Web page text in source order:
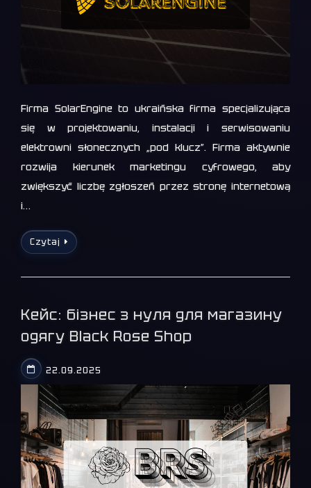
Firma SolarEngine to ukraińska firma specjalizująca
się w projektowaniu, instalacji i serwisowaniu
elektrowni słonecznych „pod klucz”. Firma aktywnie
rozwija kierunek marketingu cyfrowego, aby
zwiększyć liczbę zgłoszeń przez stronę internetową
i…
Czytaj
Кейс: бізнес з нуля для магазину
одягу Black Rose Shop
22.09.2025